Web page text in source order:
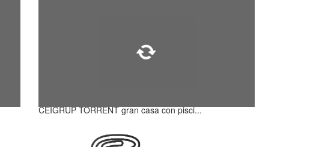
CEIGRUP TORRENT gran casa con pisci...